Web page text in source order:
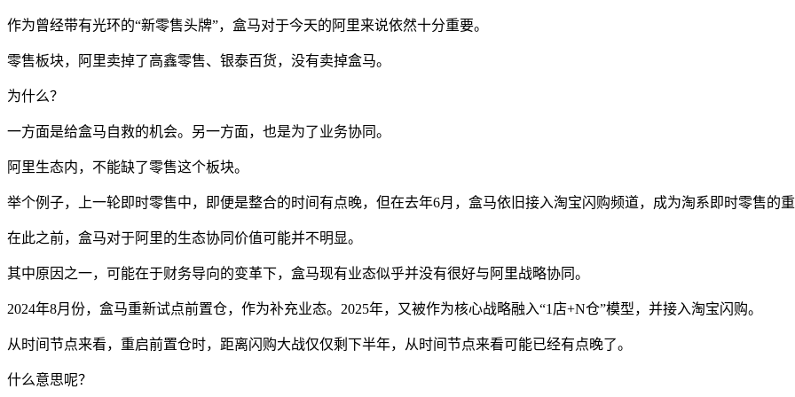
作为曾经带有光环的“新零售头牌”，盒马对于今天的阿里来说依然十分重要。
零售板块，阿里卖掉了高鑫零售、银泰百货，没有卖掉盒马。
为什么？
一方面是给盒马自救的机会。另一方面，也是为了业务协同。
阿里生态内，不能缺了零售这个板块。
举个例子，上一轮即时零售中，即便是整合的时间有点晚，但在去年6月，盒马依旧接入淘宝闪购频道，成为淘系即时零售的重
在此之前，盒马对于阿里的生态协同价值可能并不明显。
其中原因之一，可能在于财务导向的变革下，盒马现有业态似乎并没有很好与阿里战略协同。
2024年8月份，盒马重新试点前置仓，作为补充业态。2025年，又被作为核心战略融入“1店+N仓”模型，并接入淘宝闪购。
从时间节点来看，重启前置仓时，距离闪购大战仅仅剩下半年，从时间节点来看可能已经有点晚了。
什么意思呢？